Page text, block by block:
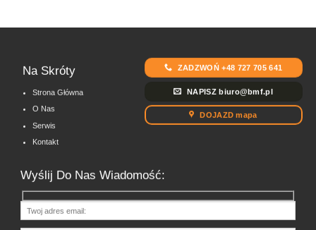
Na Skróty
Strona Główna
O Nas
Serwis
Kontakt
ZADZWOŃ +48 727 705 641
NAPISZ biuro@bmf.pl
DOJAZD mapa
Wyślij Do Nas Wiadomość: